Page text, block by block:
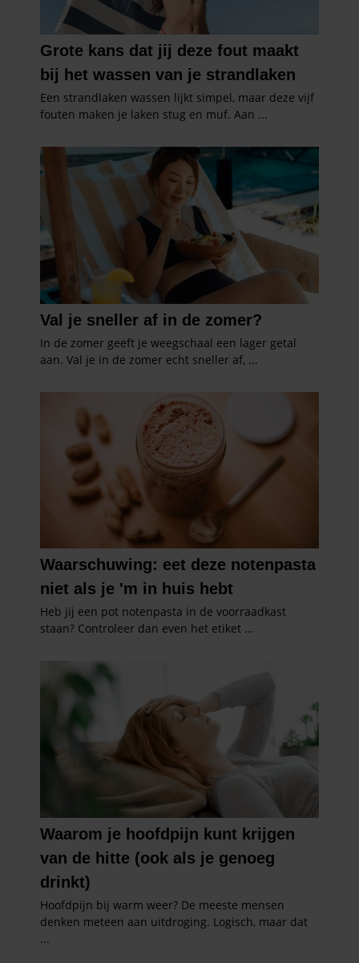
gaat akkoord met onze cookies als u onze website blijft
gebruiken.